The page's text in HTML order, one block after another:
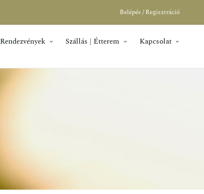
Belépés / Regisztráció
Rendezvények Szállás | Étterem Kapcsolat